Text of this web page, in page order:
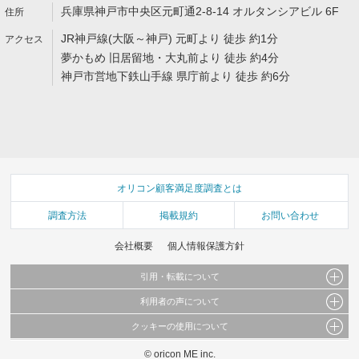
兵庫県神戸市中央区元町通2-8-14 オルタンシアビル 6F
JR神戸線(大阪～神戸) 元町より 徒歩 約1分
夢かもめ 旧居留地・大丸前より 徒歩 約4分
神戸市営地下鉄山手線 県庁前より 徒歩 約6分
オリコン顧客満足度調査とは
調査方法 掲載規約 お問い合わせ
会社概要 個人情報保護方針
引用・転載について
当サイトで公開されている情報（文字、写真、イラスト、画像データ等）及びこれらの配
これらの情報を権利者の許可なく無断転載・複製などの二次利用を行うことは固く禁じて
利用者の声について
当サイトに掲載している内容はすべてサービスの利用者が提出された見解・感想です。
クッキーの使用について
このサイトでは Cookie を使用して、ユーザーに合わせたコンテンツや広告の表示、ソー
© oricon ME inc.